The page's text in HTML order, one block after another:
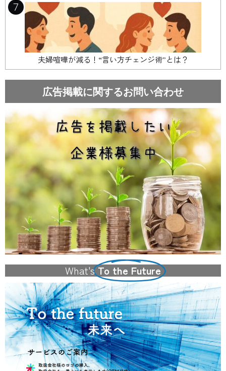
7
夫婦喧嘩が減る！“言い方チェンジ術”とは？
広告掲載に関するお問い合わせ
What's To the Future